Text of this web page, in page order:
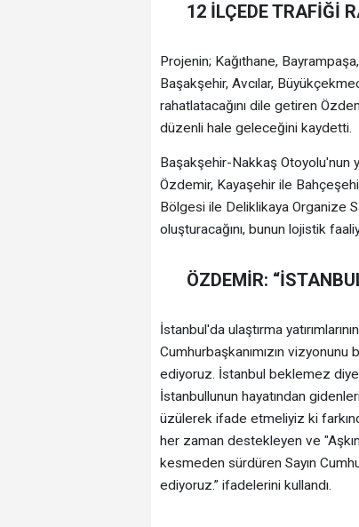
12 İLÇEDE TRAFİĞİ
Projenin; Kağıthane,
Başakşehir, Avcılar,
rahatlatacağını dile getiren
düzenli hale geleceğini kaydetti.
Başakşehir-Nakkaş Otoyolu'nun
Özdemir, Kayaşehir ile
Bölgesi ile Deliklikaya Organize
oluşturacağını, bunun lojistik
ÖZDEMİR:
İstanbul'da ulaştırma
Cumhurbaşkanımızın
ediyoruz. İstanbul beklemez
İstanbullunun hayatından
üzülerek ifade etmeliyiz ki
her zaman destekleyen ve
kesmeden sürdüren Sayın
ediyoruz.” ifadelerini kullandı.